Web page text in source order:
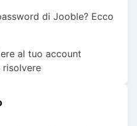
di Jooble? Ecco
al tuo account
risolvere